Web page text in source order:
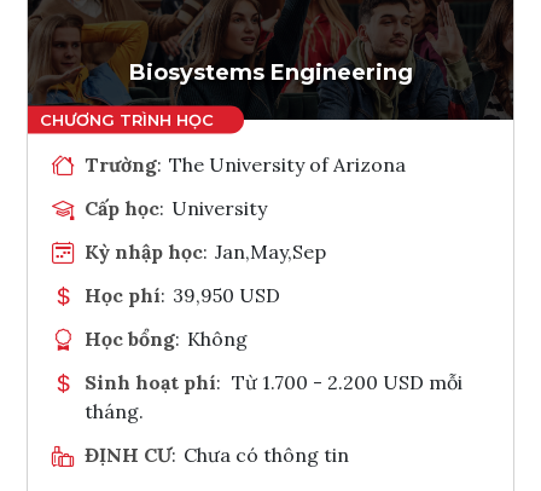
Tham vấn Interlink
Biosystems Engineering
Trường: The University of Arizona
Cấp học: University
Kỳ nhập học: Jan,May,Sep
Học phí: 39,950 USD
Học bổng: Không
Sinh hoạt phí: Từ 1.700 - 2.200 USD mỗi
tháng.
ĐỊNH CƯ: Chưa có thông tin